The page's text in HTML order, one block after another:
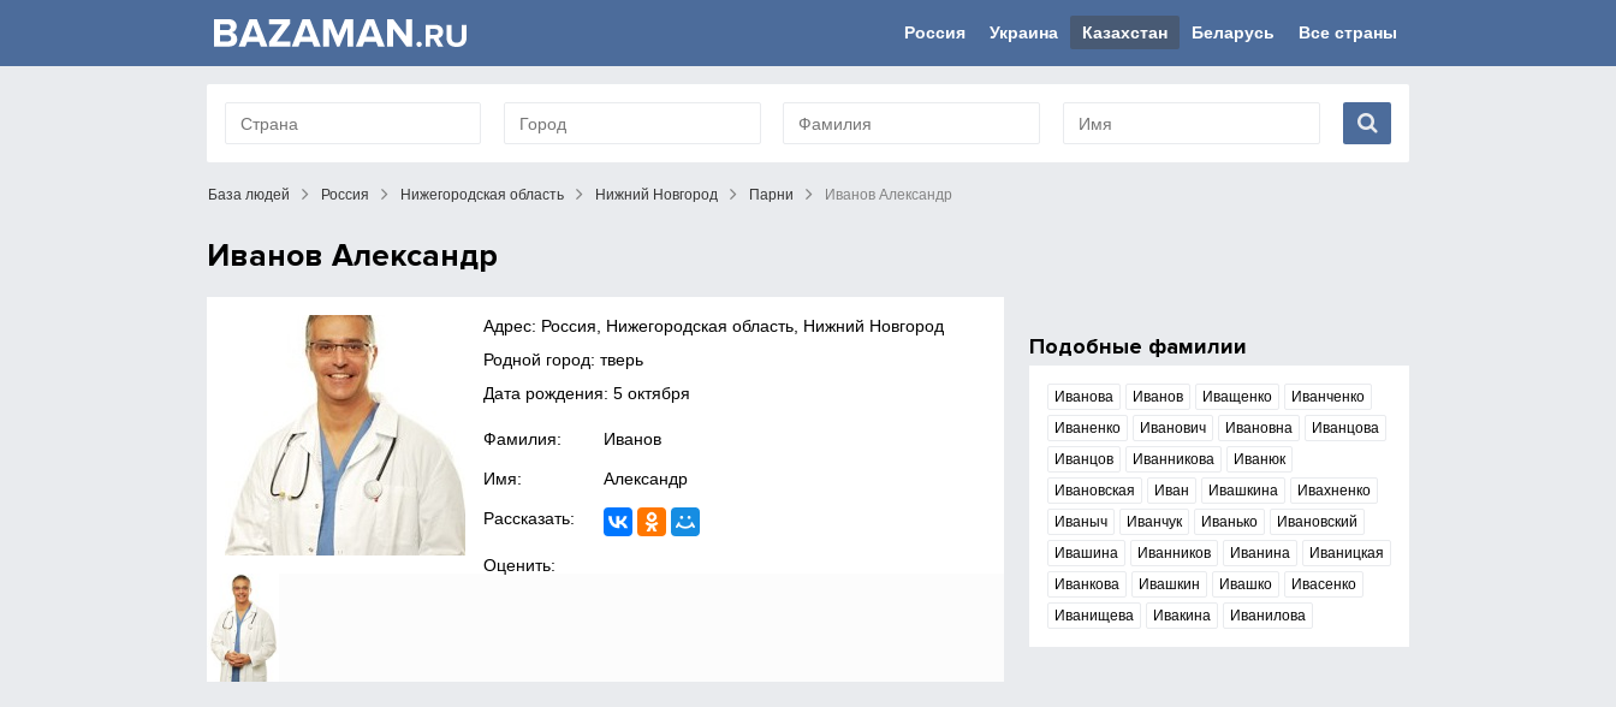
Россия Украина Казахстан Беларусь Все страны
База людей Россия Нижегородская область Нижний Новгород Парни Иванов Александр
Иванов Александр
Адрес: Россия, Нижегородская область, Нижний Новгород
Родной город: тверь
Дата рождения: 5 октября
Фамилия: Иванов
Имя: Александр
Рассказать:
Оценить:
Подобные фамилии
Иванова Иванов Иващенко
Иванченко
Иваненко
Иванович Ивановна
Иванцова
Иванцов
Иванникова
Иванюк
Ивановская
Иван Ивашкина
Ивахненко
Иваныч
Иванчук Иванько
Ивановский
Ивашина
Иванников Иванина
Иваницкая
Иванкова
Ивашкин Ивашко
Ивасенко
Иванищева
Ивакина Иванилова